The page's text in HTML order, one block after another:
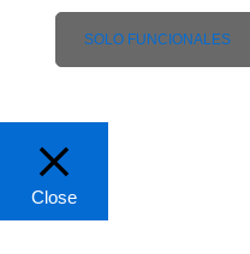
SOLO FUNCIONALES
Close